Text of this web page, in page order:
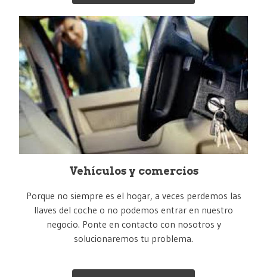
Vehículos y comercios
Porque no siempre es el hogar, a veces perdemos las
llaves del coche o no podemos entrar en nuestro
negocio. Ponte en contacto con nosotros y
solucionaremos tu problema.